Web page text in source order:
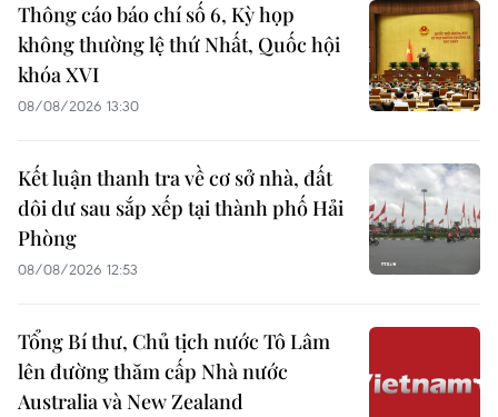
Thông cáo báo chí số 6, Kỳ họp
không thường lệ thứ Nhất, Quốc hội
khóa XVI
08/08/2026 13:30
Kết luận thanh tra về cơ sở nhà, đất
dôi dư sau sắp xếp tại thành phố Hải
Phòng
08/08/2026 12:53
Tổng Bí thư, Chủ tịch nước Tô Lâm
lên đường thăm cấp Nhà nước
Australia và New Zealand